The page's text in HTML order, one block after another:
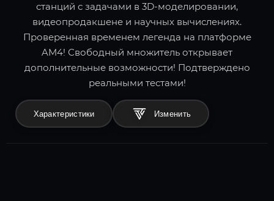
станций с задачами в 3D-моделировании,
видеопродакшене и научных вычислениях.
Проверенная временем легенда на платформе
AM4! Свободный множитель открывает
дополнительные возможности! Подтверждено
реальными тестами!
Характеристики